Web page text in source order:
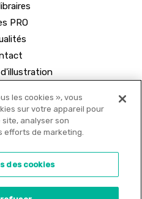
PRO
•
les cookies », vous
sur votre appareil pour
analyser son
efforts de marketing.
des cookies